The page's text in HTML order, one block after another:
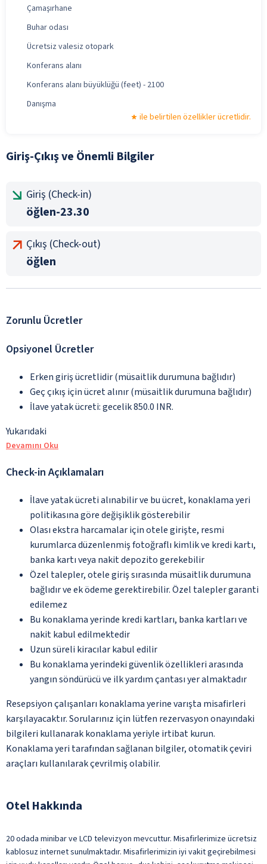
Çamaşırhane
Buhar odası
Ücretsiz valesiz otopark
Konferans alanı
Konferans alanı büyüklüğü (feet) - 2100
Danışma
ile belirtilen özellikler ücretlidir.
Giriş-Çıkış ve Önemli Bilgiler
Giriş (Check-in)
öğlen-23.30
Çıkış (Check-out)
öğlen
Zorunlu Ücretler
Opsiyonel Ücretler
Erken giriş ücretlidir (müsaitlik durumuna bağlıdır)
Geç çıkış için ücret alınır (müsaitlik durumuna bağlıdır)
İlave yatak ücreti: gecelik 850.0 INR.
Yukarıdaki
Devamını Oku
Check-in Açıklamaları
İlave yatak ücreti alınabilir ve bu ücret, konaklama yeri
politikasına göre değişiklik gösterebilir
Olası ekstra harcamalar için otele girişte, resmi
kurumlarca düzenlenmiş fotoğraflı kimlik ve kredi kartı,
banka kartı veya nakit depozito gerekebilir
Özel talepler, otele giriş sırasında müsaitlik durumuna
bağlıdır ve ek ödeme gerektirebilir. Özel talepler garanti
edilemez
Bu konaklama yerinde kredi kartları, banka kartları ve
nakit kabul edilmektedir
Uzun süreli kiracılar kabul edilir
Bu konaklama yerindeki güvenlik özellikleri arasında
yangın söndürücü ve ilk yardım çantası yer almaktadır
Resepsiyon çalışanları konaklama yerine varışta misafirleri
karşılayacaktır. Sorularınız için lütfen rezervasyon onayındaki
bilgileri kullanarak konaklama yeriyle irtibat kurun.
Konaklama yeri tarafından sağlanan bilgiler, otomatik çeviri
araçları kullanılarak çevrilmiş olabilir.
Otel Hakkında
20 odada minibar ve LCD televizyon mevcuttur. Misafirlerimize ücretsiz
kablosuz internet sunulmaktadır. Misafirlerimizin iyi vakit geçirebilmesi